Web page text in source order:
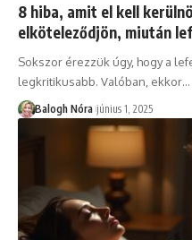
8 hiba, amit el kell
elköteleződjön, miután
Sokszor érezzük úgy, hogy a
legkritikusabb. Valóban, ekkor…
Balogh Nóra június 1, 2025